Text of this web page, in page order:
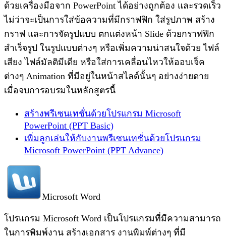
ด้วยเครื่องมือจาก PowerPoint ได้อย่างถูกต้อง และรวดเร็ว
ไม่ว่าจะเป็นการใส่ข้อความที่มีกราฟฟิก ใส่รูปภาพ สร้าง
กราฟ และการจัดรูปแบบ ตกแต่งหน้า Slide ด้วยกราฟฟิก
สำเร็จรูป ในรูปแบบต่างๆ หรือเพิ่มความน่าสนใจด้วย ไฟล์
เสียง ไฟล์มัลติมีเดีย หรือใส่การเคลื่อนไหวให้ออบเจ็ค
ต่างๆ Animation ที่มีอยู่ในหน้าสไลด์นั้นๆ อย่างง่ายดาย
เมื่อจบการอบรมในหลักสูตรนี้
สร้างพรีเซนเทชั่นด้วยโปรแกรม Microsoft
PowerPoint (PPT Basic)
เพิ่มลูกเล่นให้กับงานพรีเซนเทชั่นด้วยโปรแกรม
Microsoft PowerPoint (PPT Advance)
Microsoft Word
โปรแกรม Microsoft Word เป็นโปรแกรมที่มีความสามารถ
ในการพิมพ์งาน สร้างเอกสาร งานพิมพ์ต่างๆ ที่มี